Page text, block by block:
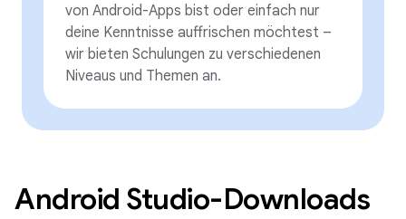
von Android-Apps bist oder einfach nur
deine Kenntnisse auffrischen möchtest –
wir bieten Schulungen zu verschiedenen
Niveaus und Themen an.
Android Studio-Downloads